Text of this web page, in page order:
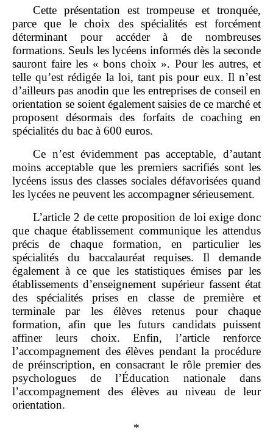
Cette présentation est trompeuse et tronquée,
parce que le choix des spécialités est forcément
déterminant pour accéder à de nombreuses
formations. Seuls les lycéens informés dès la seconde
sauront faire les « bons choix ». Pour les autres, et
telle qu’est rédigée la loi, tant pis pour eux. Il n’est
d’ailleurs pas anodin que les entreprises de conseil en
orientation se soient également saisies de ce marché et
proposent désormais des forfaits de coaching en
spécialités du bac à 600 euros.
Ce n’est évidemment pas acceptable, d’autant
moins acceptable que les premiers sacrifiés sont les
lycéens issus des classes sociales défavorisées quand
les lycées ne peuvent les accompagner sérieusement.
L’article 2 de cette proposition de loi exige donc
que chaque établissement communique les attendus
précis de chaque formation, en particulier les
spécialités du baccalauréat requises. Il demande
également à ce que les statistiques émises par les
établissements d’enseignement supérieur fassent état
des spécialités prises en classe de première et
terminale par les élèves retenus pour chaque
formation, afin que les futurs candidats puissent
affiner leurs choix. Enfin, l’article renforce
l’accompagnement des élèves pendant la procédure
de préinscription, en consacrant le rôle premier des
psychologues de l’Éducation nationale dans
l’accompagnement des élèves au niveau de leur
orientation.
*